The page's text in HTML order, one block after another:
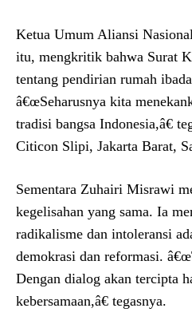
Ketua Umum Aliansi
itu, mengkritik bahwa Surat
tentang pendirian rumah
â€œSeharusnya kita
tradisi bangsa Indonesia,â€
Citicon Slipi, Jakarta Barat,
Sementara Zuhairi Misrawi
kegelisahan yang sama. Ia
radikalisme dan intoleransi
demokrasi dan reformasi.
Dengan dialog akan tercipta
kebersamaan,â€ tegasnya.